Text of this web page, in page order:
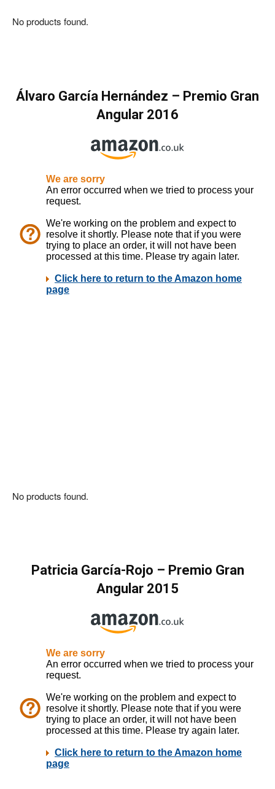
No products found.
Álvaro García Hernández – Premio Gran
Angular 2016
No products found.
Patricia García-Rojo – Premio Gran
Angular 2015